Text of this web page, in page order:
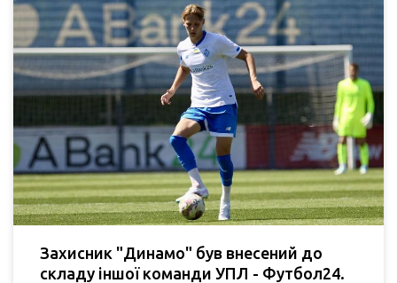
Захисник "Динамо" був внесений до
складу іншої команди УПЛ - Футбол24.